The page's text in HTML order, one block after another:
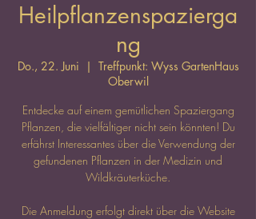
Heilpflanzenspazierga
ng
Do., 22. Juni
  |
Treffpunkt: Wyss GartenHaus
Oberwil
Entdecke auf einem gemütlichen Spaziergang
Pflanzen, die vielfältiger nicht sein könnten! Du
erfährst Interessantes über die Verwendung der
gefundenen Pflanzen in der Medizin und
Wildkräuterküche.
Die Anmeldung erfolgt direkt über die Website